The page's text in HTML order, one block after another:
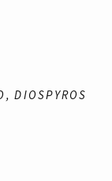
DIOSPYROS